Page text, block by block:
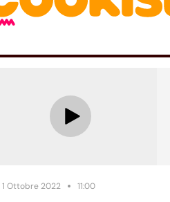
1 Ottobre 2022 11:00